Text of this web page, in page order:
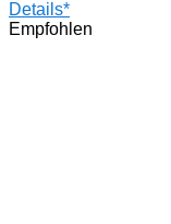
Details*
Empfohlen